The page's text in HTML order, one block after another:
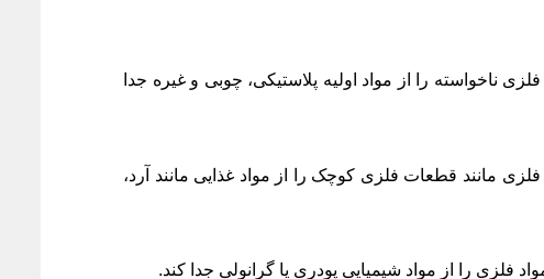
ناخواسته را از مواد اولیه پلاستیکی، چوبی و غیره جدا
مانند قطعات فلزی کوچک را از مواد غذایی مانند آرد،
فلزی را از مواد شیمیایی پودری یا گرانولی جدا کند.